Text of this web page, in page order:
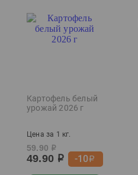
Картофель белый
урожай 2026 г
Цена за 1 кг.
59.90 р
49.90 р -10р